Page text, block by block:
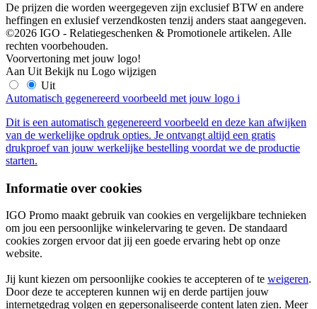
De prijzen die worden weergegeven zijn exclusief BTW en andere
heffingen en exlusief verzendkosten tenzij anders staat aangegeven.
©2026 IGO - Relatiegeschenken & Promotionele artikelen. Alle
rechten voorbehouden.
Voorvertoning met jouw logo!
Aan Uit Bekijk nu Logo wijzigen
Uit
Automatisch gegenereerd voorbeeld met jouw logo i
Dit is een automatisch gegenereerd voorbeeld en deze kan afwijken
van de werkelijke opdruk opties. Je ontvangt altijd een gratis
drukproef van jouw werkelijke bestelling voordat we de productie
starten.
Informatie over cookies
IGO Promo maakt gebruik van cookies en vergelijkbare technieken
om jou een persoonlijke winkelervaring te geven. De standaard
cookies zorgen ervoor dat jij een goede ervaring hebt op onze
website.
Jij kunt kiezen om persoonlijke cookies te accepteren of te weigeren.
Door deze te accepteren kunnen wij en derde partijen jouw
internetgedrag volgen en gepersonaliseerde content laten zien. Meer